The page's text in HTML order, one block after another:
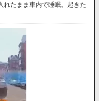
れたまま車内で睡眠。起きた